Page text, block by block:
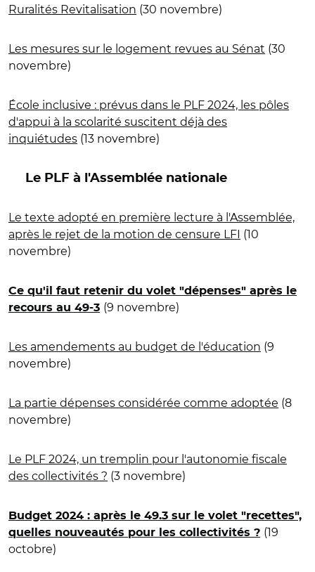
Ruralités Revitalisation (30 novembre)
Les mesures sur le logement revues au Sénat (30
novembre)
École inclusive : prévus dans le PLF 2024, les pôles
d'appui à la scolarité suscitent déjà des
inquiétudes (13 novembre)
Le PLF à l'Assemblée nationale
Le texte adopté en première lecture à l'Assemblée,
après le rejet de la motion de censure LFI (10
novembre)
Ce qu'il faut retenir du volet "dépenses" après le
recours au 49-3 (9 novembre)
Les amendements au budget de l'éducation (9
novembre)
La partie dépenses considérée comme adoptée (8
novembre)
Le PLF 2024, un tremplin pour l'autonomie fiscale
des collectivités ? (3 novembre)
Budget 2024 : après le 49.3 sur le volet "recettes",
quelles nouveautés pour les collectivités ? (19
octobre)